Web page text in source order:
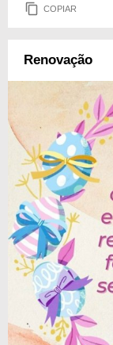
COPIAR
Renovação